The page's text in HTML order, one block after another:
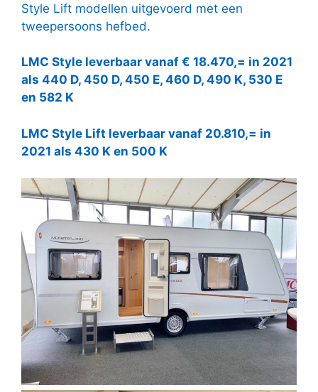
Style Lift modellen uitgevoerd met een
tweepersoons hefbed.
LMC Style leverbaar vanaf € 18.470,= in 2021
als 440 D, 450 D, 450 E, 460 D, 490 K, 530 E
en 582 K
LMC Style Lift leverbaar vanaf 20.810,= in
2021 als 430 K en 500 K